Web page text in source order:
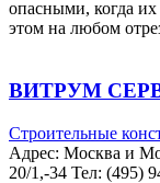
опасными, когда их
этом на любом
ВИТРУМ
Строительные
Адрес: Москва и
20/1,-34 Teл: (495)